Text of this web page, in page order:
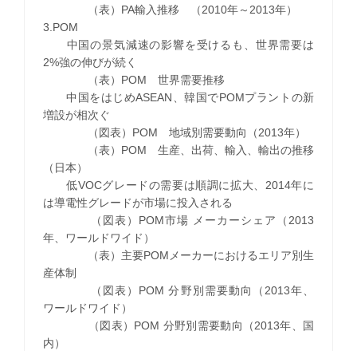
（表）PA輸入推移 （2010年～2013年）
3.POM
中国の景気減速の影響を受けるも、世界需要は
2%強の伸びが続く
（表）POM 世界需要推移
中国をはじめASEAN、韓国でPOMプラントの新
増設が相次ぐ
（図表）POM 地域別需要動向（2013年）
（表）POM 生産、出荷、輸入、輸出の推移
（日本）
低VOCグレードの需要は順調に拡大、2014年に
は導電性グレードが市場に投入される
（図表）POM市場 メーカーシェア（2013
年、ワールドワイド）
（表）主要POMメーカーにおけるエリア別生
産体制
（図表）POM 分野別需要動向（2013年、
ワールドワイド）
（図表）POM 分野別需要動向（2013年、国
内）